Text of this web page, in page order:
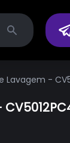
Search
Lavagem -